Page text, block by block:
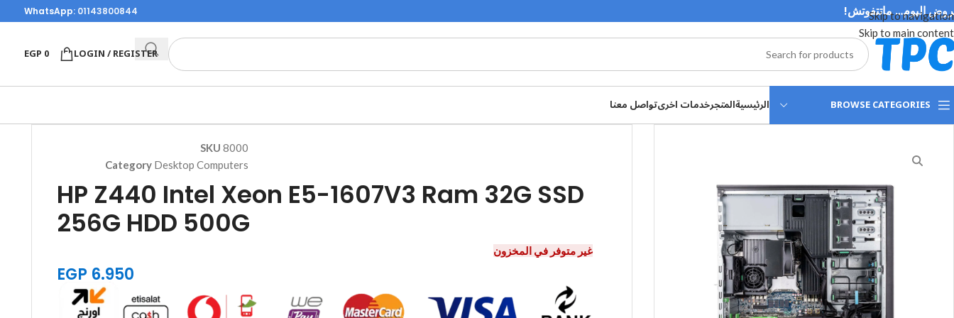
Skip to navigation
Skip to main content
اليوم… ماتتفوتش! WhatsApp: 01143800844
LOGIN / REGISTER
EGP0
BROWSE CATEGORIES الرئيسيةالمتجرخدمات اخرىتواصل معنا
SKU 8000
Category Desktop Computers
HP Z440 Intel Xeon E5-1607V3 Ram 32G SSD
256G HDD 500G
EGP 6.950
غير متوفر في المخزون